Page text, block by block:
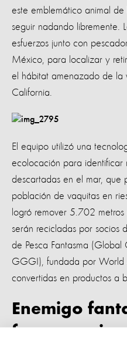
este emblemático animal
seguir nadando libremente.
esfuerzos junto con
México, para localizar y
el hábitat amenazado de la
California.
El equipo utilizó una
ecolocación para identificar
descartadas en el mar, que
población de vaquitas en
logró remover 5.702
serán recicladas por socios
de Pesca Fantasma
GGGI), fundada por World
convertidas en productos a
Enemigo
fauna marina